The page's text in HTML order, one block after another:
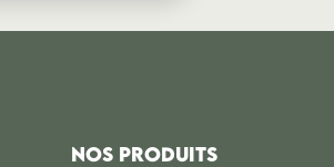
Nos produits